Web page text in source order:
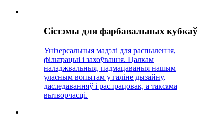
Сістэмы для фарбавальных кубкаў
Універсальныя мадэлі для распылення,
фільтрацыі і захоўвання. Цалкам
наладжвальныя, падмацаваныя нашым
уласным вопытам у галіне дызайну,
даследаванняў і распрацовак, а таксама
вытворчасці.